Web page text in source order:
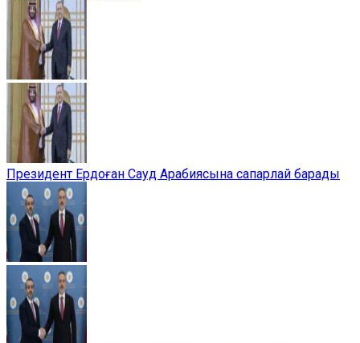
Президент Ердоған Сауд Арабиясына сапарлай барады